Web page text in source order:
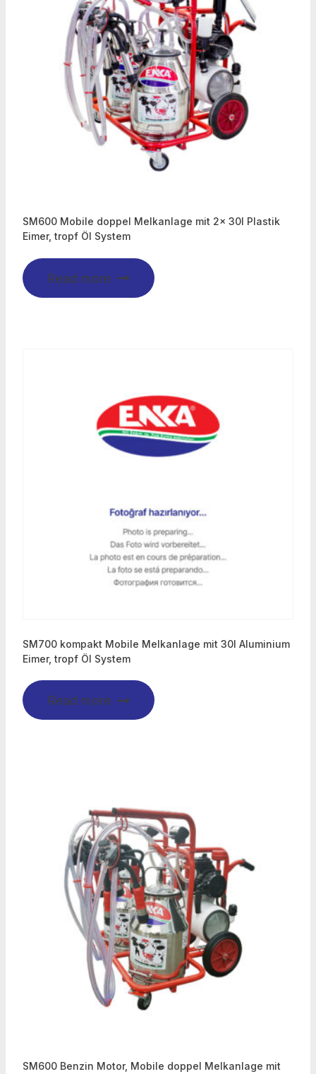
SM600 Mobile doppel Melkanlage mit 2x 30l Plastik
Eimer, tropf Öl System
Read more
SM700 kompakt Mobile Melkanlage mit 30l Aluminium
Eimer, tropf Öl System
Read more
SM600 Benzin Motor, Mobile doppel Melkanlage mit